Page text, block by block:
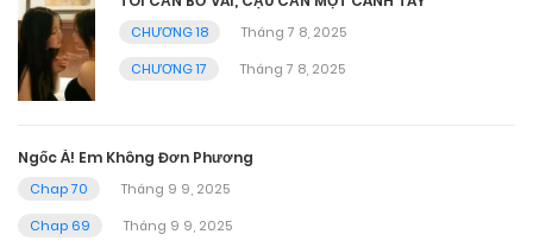
CHƯƠNG 18
Tháng 7 8, 2025
CHƯƠNG 17
Tháng 7 8, 2025
Ngốc À! Em Không Đơn Phương
Chap 70
Tháng 9 9, 2025
Chap 69
Tháng 9 9, 2025